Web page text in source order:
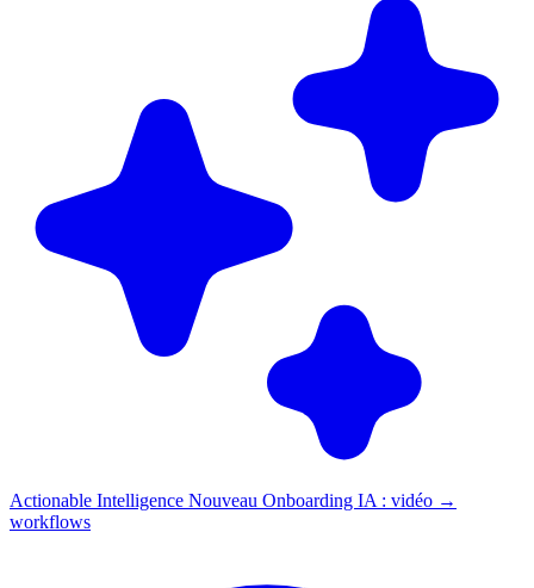
Actionable Intelligence Nouveau Onboarding IA : vidéo →
workflows